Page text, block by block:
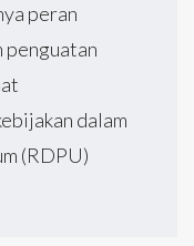
peran
penguatan
dalam
(RDPU)